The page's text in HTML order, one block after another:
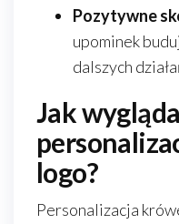
Pozytywne
upominek
dalszych
Jak
logo?
Personalizacja